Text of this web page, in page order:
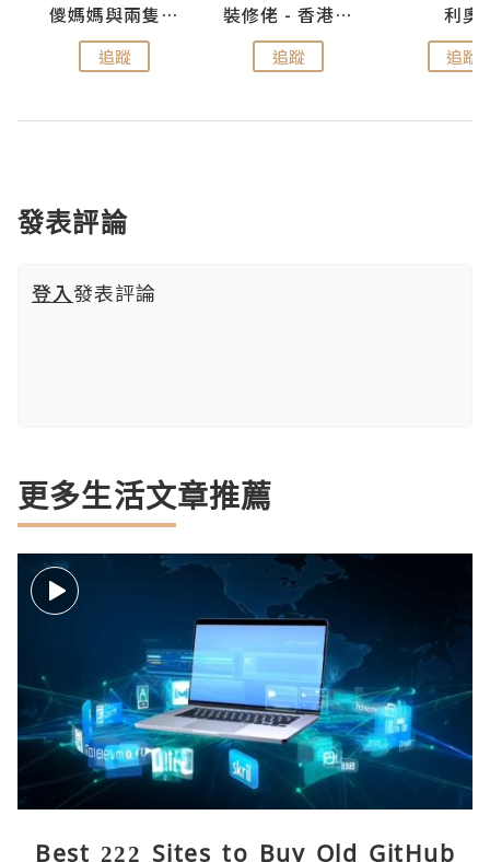
儍媽媽與兩隻小魔怪之家
追蹤
裝修佬 - 香港一站式網上裝修平台
追蹤
利奧
追蹤
發表評論
登入發表評論
更多生活文章推薦
Best 222 Sites to Buy Old GitHub